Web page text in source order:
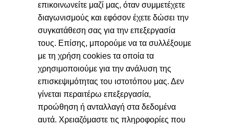
επικοινωνείτε μαζί μας, όταν συμμετέχετε
διαγωνισμούς και εφόσον έχετε δώσει την
συγκατάθεση σας για την επεξεργασία
τους. Επίσης, μπορούμε να τα συλλέξουμε
με τη χρήση cookies τα οποία τα
χρησιμοποιούμε για την ανάλυση της
επισκεψιμότητας του ιστοτόπου μας. Δεν
γίνεται περαιτέρω επεξεργασία,
προώθηση ή ανταλλαγή στα δεδομένα
αυτά. Χρειαζόμαστε τις πληροφορίες που